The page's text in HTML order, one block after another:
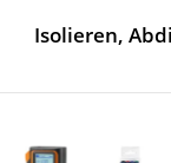
Isolieren,